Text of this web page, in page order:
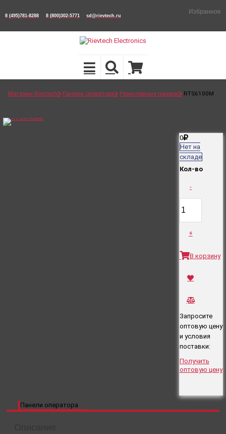
Избранное
8 (495)781-8288 8 (800)302-5771 sd@rievtech.ru
Магазин Rievtech Панели оператора Резистивные панели RTS6100M
0
Нет на
складе
Кол-во
-
+
В корзину
Запросите
оптовую цену
и условия
поставки:
Получить
оптовую цену
Панели оператора